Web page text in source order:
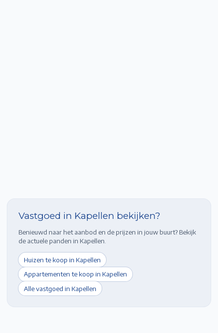
Vastgoed in Kapellen bekijken?
Benieuwd naar het aanbod en de prijzen in jouw buurt? Bekijk
de actuele panden in Kapellen
Huizen te koop in Kapellen
Appartementen te koop in Kapellen
Alle vastgoed in Kapellen